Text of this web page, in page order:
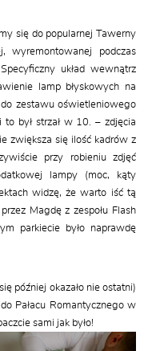
się do popularnej Tawerny
wyremontowanej podczas
układ wewnątrz
lamp błyskowych na
zestawu oświetleniowego
to był strzał w 10. – zdjęcia
zwiększa się ilość kadrów z
przy robieniu zdjęć
lampy (moc, kąty
widzę, że warto iść tą
Magdę z zespołu Flash
parkiecie było naprawdę
później okazało nie ostatni)
Pałacu Romantycznego w
sami jak było!